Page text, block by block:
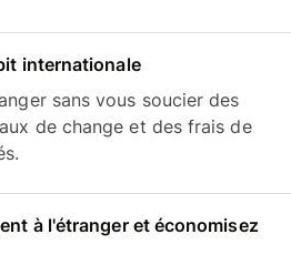
internationale
sans vous soucier des
de change et des frais de
à l'étranger et économisez